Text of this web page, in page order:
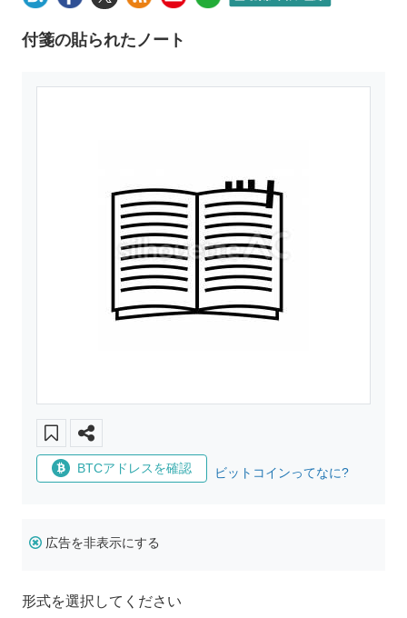
付箋の貼られたノート
BTCアドレスを確認 ビットコインってなに?
広告を非表示にする
形式を選択してください